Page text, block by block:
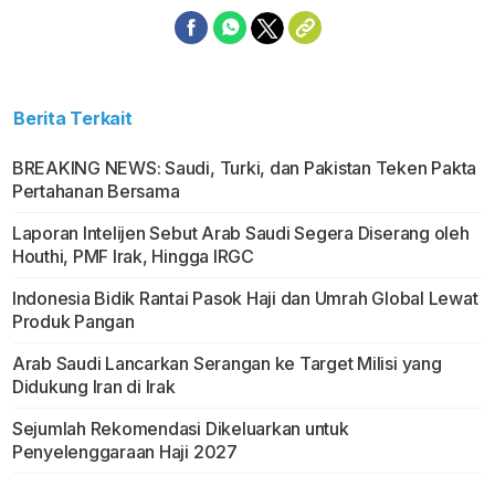
Berita Terkait
BREAKING NEWS: Saudi, Turki, dan Pakistan Teken Pakta
Pertahanan Bersama
Laporan Intelijen Sebut Arab Saudi Segera Diserang oleh
Houthi, PMF Irak, Hingga IRGC
Indonesia Bidik Rantai Pasok Haji dan Umrah Global Lewat
Produk Pangan
Arab Saudi Lancarkan Serangan ke Target Milisi yang
Didukung Iran di Irak
Sejumlah Rekomendasi Dikeluarkan untuk
Penyelenggaraan Haji 2027